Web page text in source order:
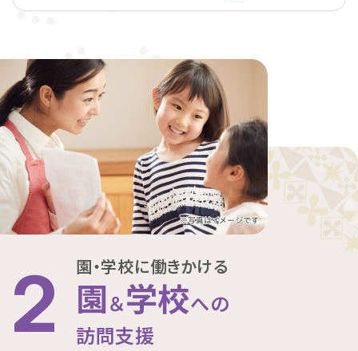
2 園・学校に働きかける
園＆学校への
訪問支援